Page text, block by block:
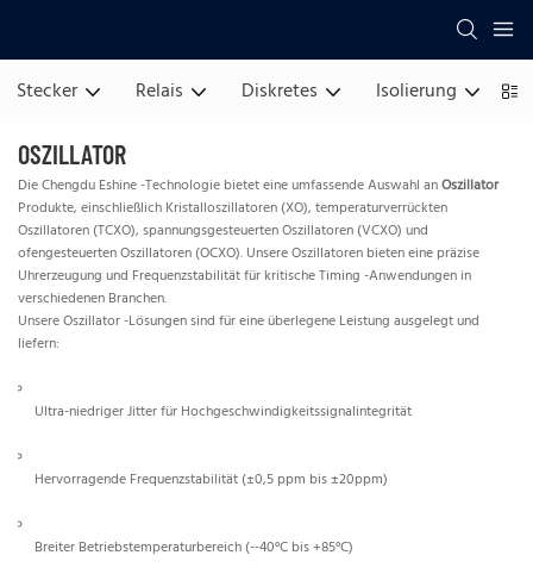
Stecker Relais Diskretes Isolierung
OSZILLATOR
Die Chengdu Eshine -Technologie bietet eine umfassende Auswahl anOszillator
Produkte, einschließlich Kristalloszillatoren (XO), temperaturverrückten
Oszillatoren (TCXO), spannungsgesteuerten Oszillatoren (VCXO) und
ofengesteuerten Oszillatoren (OCXO). Unsere Oszillatoren bieten eine präzise
Uhrerzeugung und Frequenzstabilität für kritische Timing -Anwendungen in
verschiedenen Branchen.
Unsere Oszillator -Lösungen sind für eine überlegene Leistung ausgelegt und
liefern:
Ultra-niedriger Jitter für Hochgeschwindigkeitssignalintegrität
Hervorragende Frequenzstabilität (±0,5 ppm bis ±20ppm)
Breiter Betriebstemperaturbereich (--40°C bis +85°C)